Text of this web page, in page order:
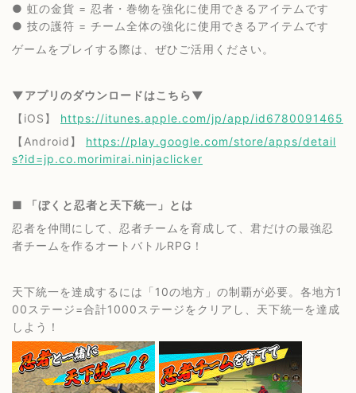
● 虹の金貨 = 忍者・巻物を強化に使用できるアイテムです
● 技の護符 = チーム全体の強化に使用できるアイテムです
ゲームをプレイする際は、ぜひご活用ください。
▼アプリのダウンロードはこちら▼
【iOS】 https://itunes.apple.com/jp/app/id6780091465
【Android】 https://play.google.com/store/apps/detail
s?id=jp.co.morimirai.ninjaclicker
■ 「ぼくと忍者と天下統一」とは
忍者を仲間にして、忍者チームを育成して、君だけの最強忍
者チームを作るオートバトルRPG！
天下統一を達成するには「10の地方」の制覇が必要。各地方1
00ステージ=合計1000ステージをクリアし、天下統一を達成
しよう！